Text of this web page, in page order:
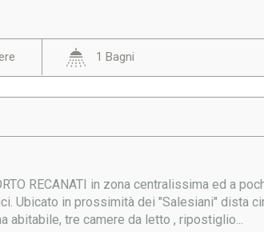
1 Bagni
RECANATI in zona centralissima ed a
Ubicato in prossimità dei "Salesiani" dista
abitabile, tre camere da letto , ripostiglio...